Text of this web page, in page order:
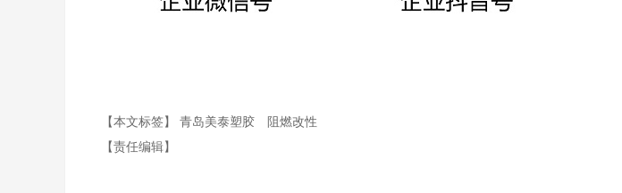
【本文标签】 青岛美泰塑胶
阻燃改性
【责任编辑】